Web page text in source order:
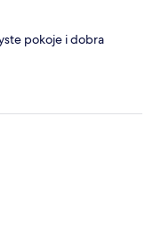
pokoje i dobra